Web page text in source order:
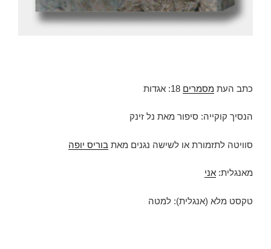
כתב העת מסמרים
הנסיך קוקייה: סיפור מאת נל זינק
סוויטה לתזמורת או לשישה נגנים מאת בוריס יופה
מאנגלית: אני
טקסט מלא (אנגלית): למטה